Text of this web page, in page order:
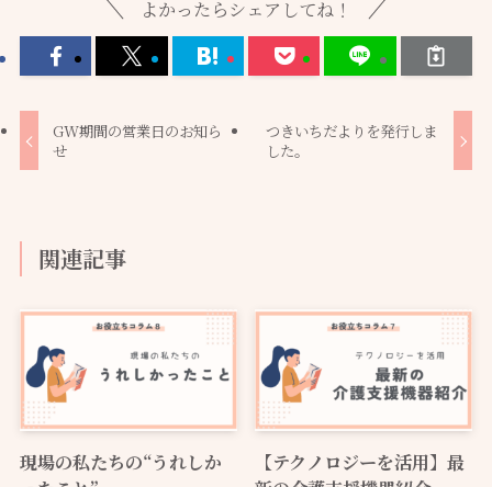
よかったらシェアしてね！
GW期間の営業日のお知ら
せ
つきいちだよりを発行しま
した。
関連記事
現場の私たちの“うれしか
【テクノロジーを活用】最